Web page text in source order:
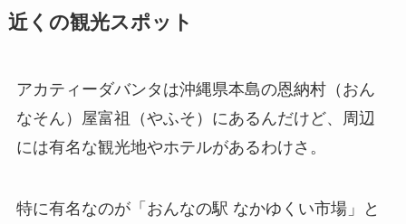
近くの観光スポット
アカティーダバンタは沖縄県本島の恩納村（おん
なそん）屋富祖（やふそ）にあるんだけど、周辺
には有名な観光地やホテルがあるわけさ。
特に有名なのが「おんなの駅 なかゆくい市場」と